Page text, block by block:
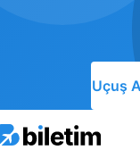
Uçuş